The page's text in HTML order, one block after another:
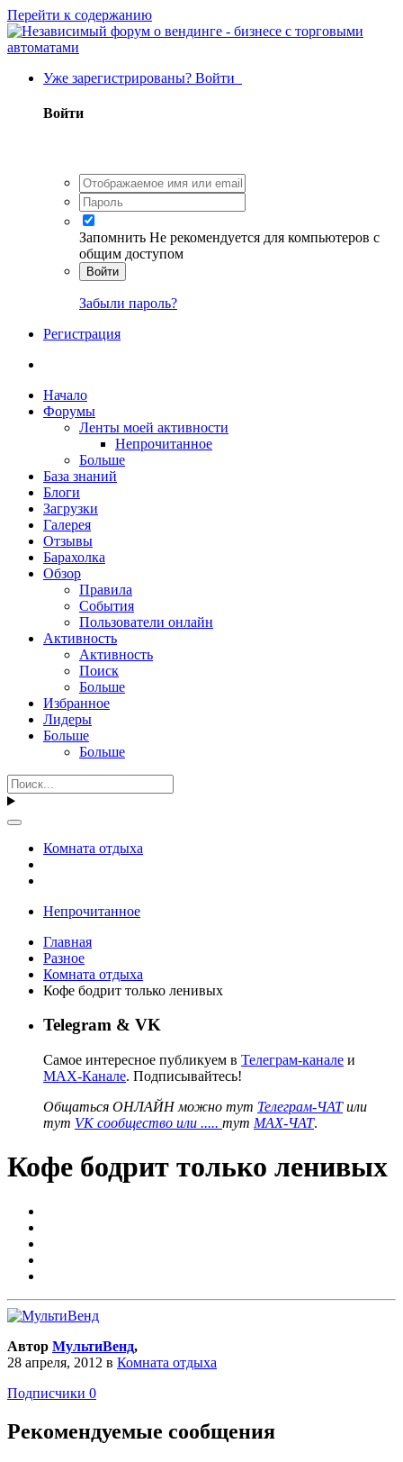
Перейти к содержанию
Уже зарегистрированы? Войти
Войти
Запомнить Не рекомендуется для компьютеров с
общим доступом
Войти
Забыли пароль?
Регистрация
Начало
Форумы
Ленты моей активности
Непрочитанное
Больше
База знаний
Блоги
Загрузки
Галерея
Отзывы
Барахолка
Обзор
Правила
События
Пользователи онлайн
Активность
Активность
Поиск
Больше
Избранное
Лидеры
Больше
Больше
Комната отдыха
Непрочитанное
Главная
Разное
Комната отдыха
Кофе бодрит только ленивых
Telegram & VK
Самое интересное публикуем в Телеграм-канале и
MAX-Канале. Подписывайтесь!
Общаться ОНЛАЙН можно тут Телеграм-ЧАТили
тут VK сообщество или ..... тут MAX-ЧАТ.
Кофе бодрит только ленивых
Автор МультиВенд,
28 апреля, 2012 в Комната отдыха
Подписчики 0
Рекомендуемые сообщения